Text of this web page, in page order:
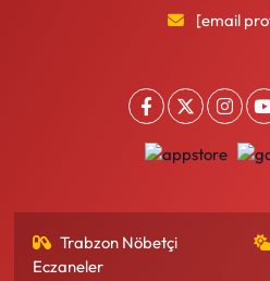
[email
Trabzon Nöbetçi
Eczaneler